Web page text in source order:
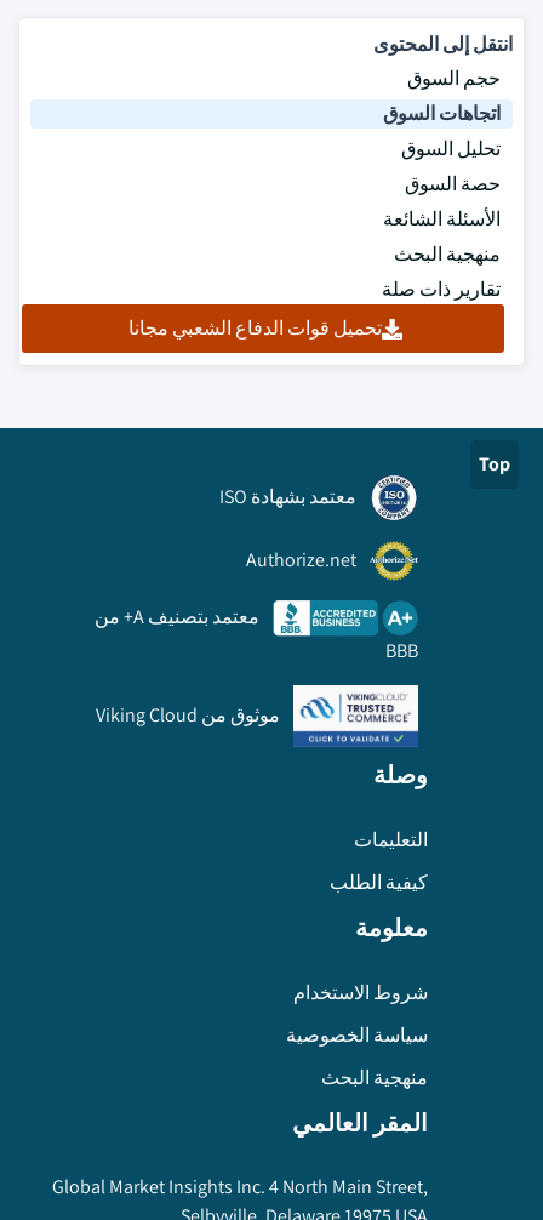
انتقل إلى المحتوى
حجم السوق
اتجاهات السوق
تحليل السوق
حصة السوق
الأسئلة الشائعة
منهجية البحث
تقارير ذات صلة
تحميل قوات الدفاع الشعبي مجانا
Top
معتمد بشهادة ISO
Authorize.net
معتمد بتصنيف A+ من
BBB
موثوق من Viking Cloud
وصلة
التعليمات
كيفية الطلب
معلومة
شروط الاستخدام
سياسة الخصوصية
منهجية البحث
المقر العالمي
Global Market Insights Inc. 4 North Main Street,